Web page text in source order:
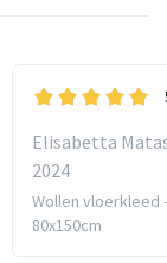
Elisabetta
2024
Wollen vloerkleed
80x150cm